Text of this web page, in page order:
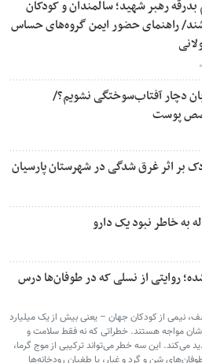
بدرقه رهبر شهید؛ سالمندان و کودکان
راهنمای حضور ایمن گروه‌های حساس
دچار آفتاب‌سوختگی نشویم؟/
پوست
روایتی از نسلی که در طوفان‌ها درس
نیمی از کودکان جهان – یعنی بیش از یک میلیارد
مواجه هستند. خطراتی که نه فقط سلامت و
می‌کند. این سه خطر می‌تواند ترکیبی از موج گرما،
شن و گرد و غبار، یا طغیان رودخانه‌ها